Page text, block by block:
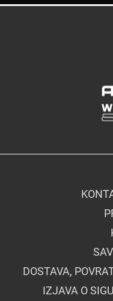
DOSTAVA,
IZJAVA O